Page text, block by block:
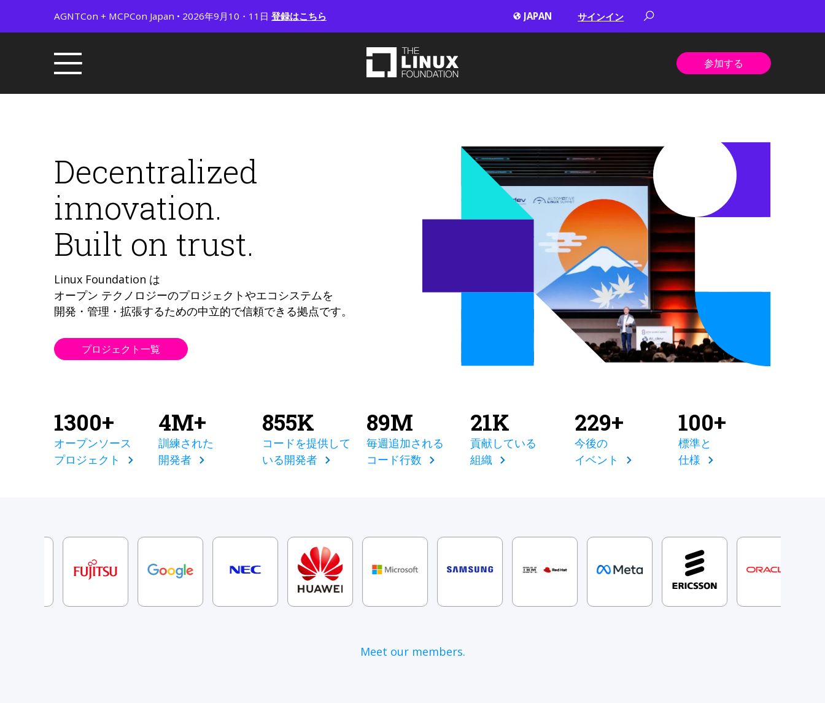
AGNTCon + MCPCon Japan • 2026年9月10・11日 登録はこちら サインイン
参加する
Decentralized
innovation.
Built on trust.
Linux Foundation は
オープン テクノロジーのプロジェクトやエコシステムを
開発・管理・拡張するための中立的で信頼できる拠点です。
プロジェクト一覧
1300+
オープンソース
プロジェクト
4M+
訓練された
開発者
855K
コードを提供して
いる開発者
89M
毎週追加される
コード行数
21K
貢献している
組織
229+
今後の
イベント
100+
標準と
仕様
Meet our members.